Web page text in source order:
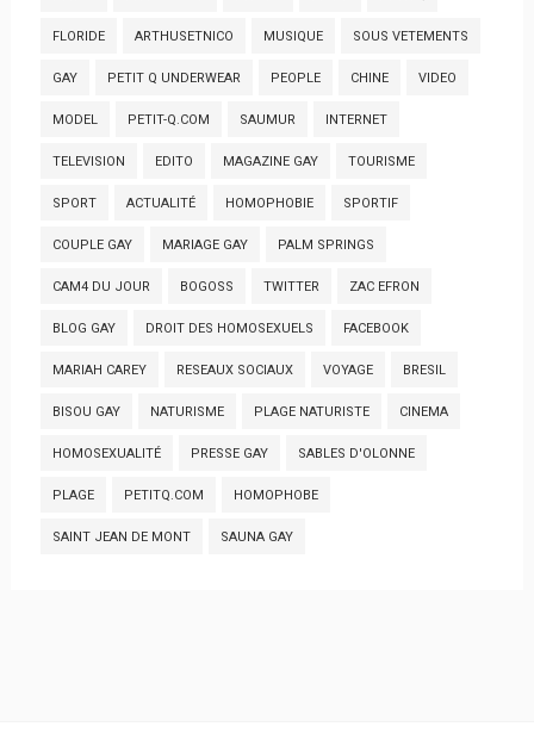
FLORIDE ARTHUSETNICO MUSIQUE SOUS VETEMENTS
GAY PETIT Q UNDERWEAR PEOPLE CHINE VIDEO
MODEL PETIT-Q.COM SAUMUR INTERNET
TELEVISION EDITO MAGAZINE GAY TOURISME
SPORT ACTUALITÉ HOMOPHOBIE SPORTIF
COUPLE GAY MARIAGE GAY PALM SPRINGS
CAM4 DU JOUR BOGOSS TWITTER ZAC EFRON
BLOG GAY DROIT DES HOMOSEXUELS FACEBOOK
MARIAH CAREY RESEAUX SOCIAUX VOYAGE BRESIL
BISOU GAY NATURISME PLAGE NATURISTE CINEMA
HOMOSEXUALITÉ PRESSE GAY SABLES D'OLONNE
PLAGE PETITQ.COM HOMOPHOBE
SAINT JEAN DE MONT SAUNA GAY